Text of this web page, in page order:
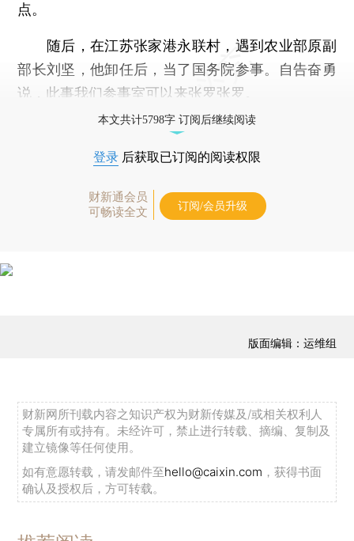
点。
随后，在江苏张家港永联村，遇到农业部原副
部长刘坚，他卸任后，当了国务院参事。自告奋勇
说，此事我们参事室可以来张罗张罗。
本文共计5798字 订阅后继续阅读
登录 后获取已订阅的阅读权限
财新通会员
可畅读全文
订阅/会员升级
版面编辑：运维组
财新网所刊载内容之知识产权为财新传媒及/或相关权利人
专属所有或持有。未经许可，禁止进行转载、摘编、复制及
建立镜像等任何使用。
如有意愿转载，请发邮件至hello@caixin.com ，获得书面
确认及授权后，方可转载。